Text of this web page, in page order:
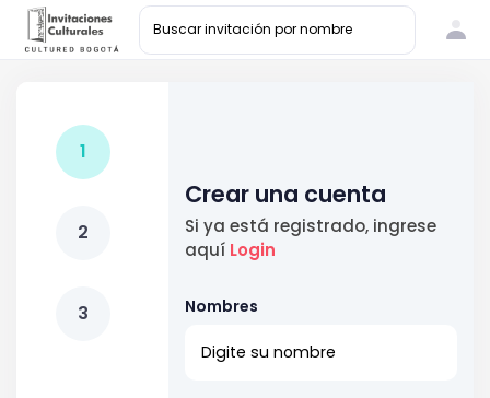
1
2
3
Crear una cuenta
Si ya está registrado, ingrese
aquí Login
Nombres